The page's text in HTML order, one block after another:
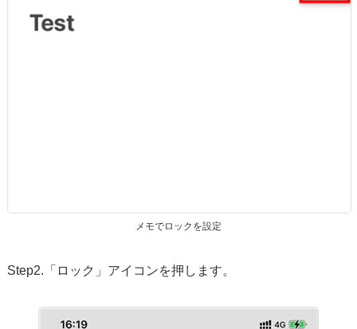
メモでロックを設定
Step2.「ロック」アイコンを押します。